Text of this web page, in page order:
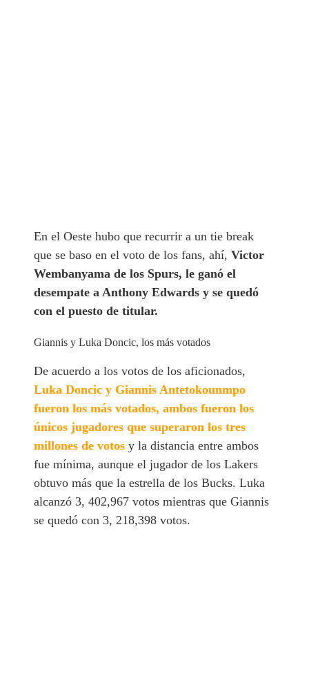
En el Oeste hubo que recurrir a un tie break
que se baso en el voto de los fans, ahí,Victor
Wembanyama de los Spurs, le ganó el
desempate a Anthony Edwards y se quedó
con el puesto de titular.
Giannis y Luka Doncic, los más votados
De acuerdo a los votos de los aficionados,
Luka Doncic y Giannis Antetokounmpo
fueron los más votados, ambos fueron los
únicos jugadores que superaron los tres
millones de votos y la distancia entre ambos
fue mínima, aunque el jugador de los Lakers
obtuvo más que la estrella de los Bucks. Luka
alcanzó 3, 402,967 votos mientras que Giannis
se quedó con 3, 218,398 votos.